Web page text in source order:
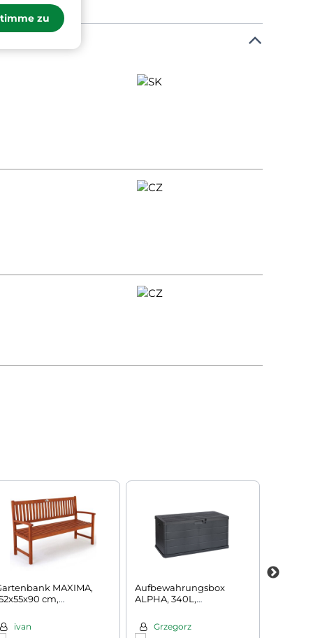
MAXIMA,
cm,
ivan
Aufbewahrungsbox
ALPHA, 340L,
Grzegorz
zu